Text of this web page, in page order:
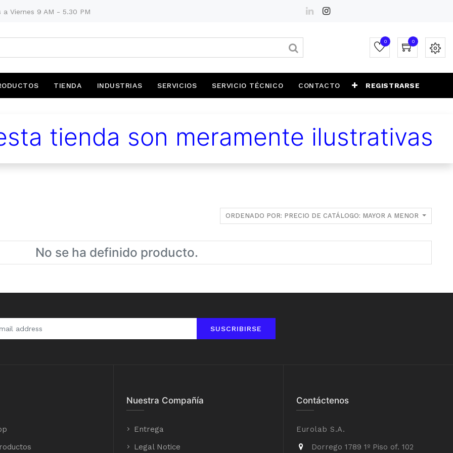
a Viernes 9 AM - 5.30 PM
0 0
TIENDA INDUSTRIAS SERVICIOS SERVICIO TÉCNICO CONTACTO REGISTRARSE
tienda son meramente ilustrativas
ORDENADO POR: PRECIO DE CATÁLOGO: MAYOR A MENOR
No se ha definido producto.
SUSCRIBIRSE
Nuestra Compañía
Entrega
Legal Notice
Contáctenos
Eurolab S.A.
Dorrego 1789 1º Piso of. 102